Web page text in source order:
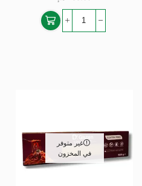
غير متوفر
في المخزون